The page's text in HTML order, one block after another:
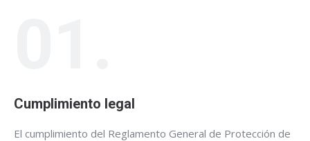
Cumplimiento legal
El cumplimiento del Reglamento General de Protección de